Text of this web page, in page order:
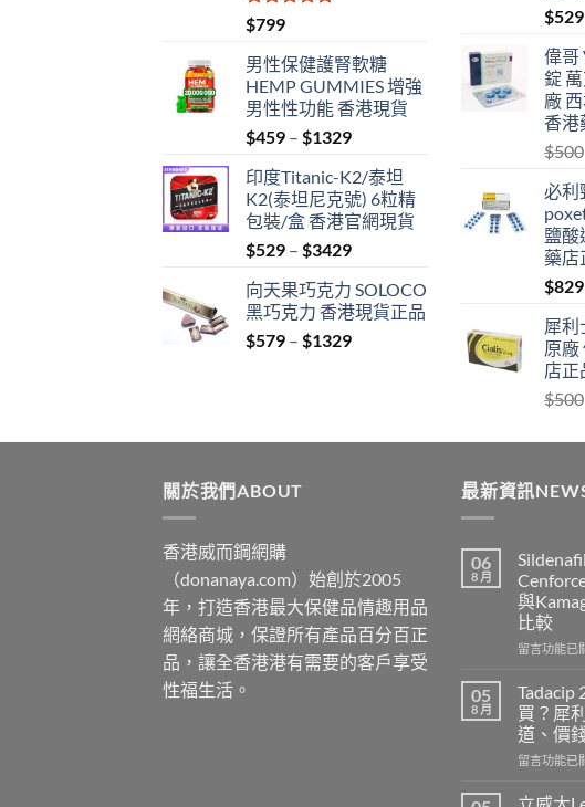
評分
滿分 5
$799
男性保健護腎軟糖
HEMP GUMMIES 增強
男性性功能 香港現貨
$459 – $1329Price
$459
through
$1329
印度Titanic-K2/泰坦
K2(泰坦尼克號) 6粒精
包裝/盒 香港官網現貨
$529 – $3429Price
$529
through
$3429
向天果巧克力 SOLOCO
黑巧克力 香港現貨正品
$579 – $1329Price
$529
偉哥
錠
廠
香港
$500
必利
鹽酸
藥店
$829
犀利
原廠
店正
$500
關於我們ABOUT
香港威而鋼網購
（donanaya.com）始創於2005
年，打造香港最大保健品情趣用品
網絡商城，保證所有產品百分百正
品，讓全香港港有需要的客戶享受
性福生活。
最新資訊
06
8 月
與
比較
在
學
名
藥
邊
隻
Cenforce-
留言功能已
05
8 月
Tadacip
買？犀
道、價
在
20mg
留言功能已